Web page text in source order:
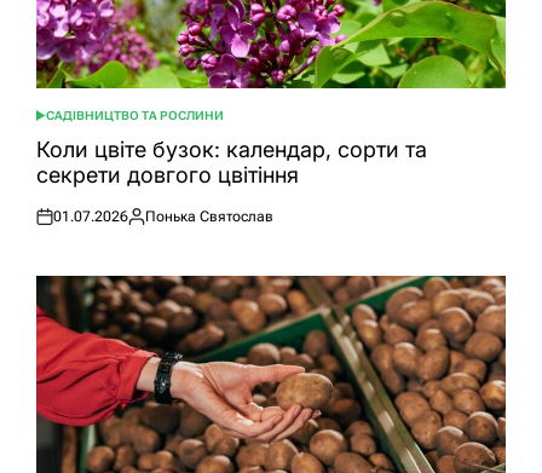
ОПУБЛІКУВАТИ
У
САДІВНИЦТВО ТА РОСЛИНИ
Коли цвіте бузок: календар, сорти та
секрети довгого цвітіння
Оприлюднено
01.07.2026
Опубліковано
Понька Святослав